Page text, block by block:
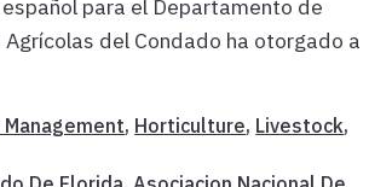
para el Departamento de
del Condado ha otorgado a
Management, Horticulture, Livestock,